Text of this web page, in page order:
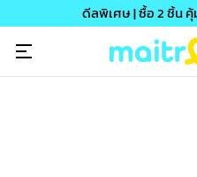
ดีลพิเศษ | ซื้อ 2 ชิ้น คุ้